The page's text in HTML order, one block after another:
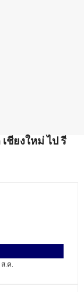
ชียงใหม่ ไป รี
.ค.